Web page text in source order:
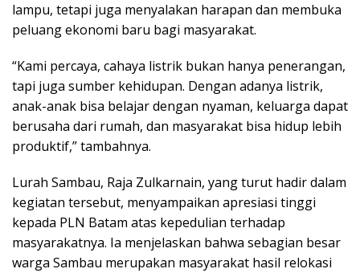
lampu, tetapi juga menyalakan harapan dan membuka
peluang ekonomi baru bagi masyarakat.
“Kami percaya, cahaya listrik bukan hanya penerangan,
tapi juga sumber kehidupan. Dengan adanya listrik,
anak-anak bisa belajar dengan nyaman, keluarga dapat
berusaha dari rumah, dan masyarakat bisa hidup lebih
produktif,” tambahnya.
Lurah Sambau, Raja Zulkarnain, yang turut hadir dalam
kegiatan tersebut, menyampaikan apresiasi tinggi
kepada PLN Batam atas kepedulian terhadap
masyarakatnya. Ia menjelaskan bahwa sebagian besar
warga Sambau merupakan masyarakat hasil relokasi